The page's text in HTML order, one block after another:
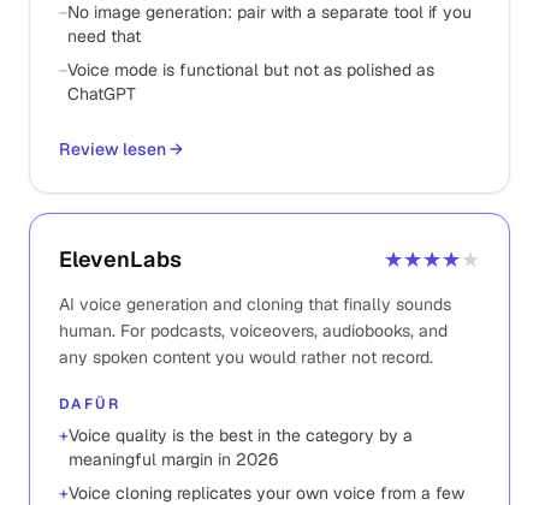
−No image generation: pair with a separate tool if you
need that
−Voice mode is functional but not as polished as
ChatGPT
Review lesen→
ElevenLabs ★★★★★
AI voice generation and cloning that finally sounds
human. For podcasts, voiceovers, audiobooks, and
any spoken content you would rather not record.
DAFÜR
+Voice quality is the best in the category by a
meaningful margin in 2026
+Voice cloning replicates your own voice from a few